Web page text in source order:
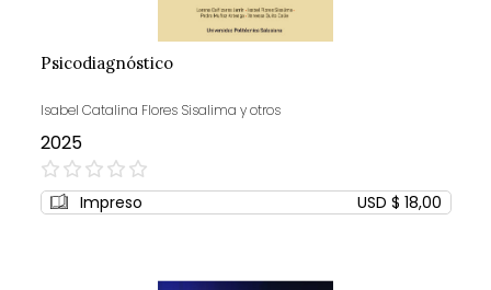
Psicodiagnóstico
Isabel Catalina Flores Sisalima y otros
2025
0%
Impreso USD $ 18,00